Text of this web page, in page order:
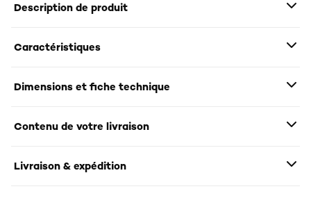
Description de produit
Caractéristiques
Dimensions et fiche technique
Contenu de votre livraison
Livraison & expédition